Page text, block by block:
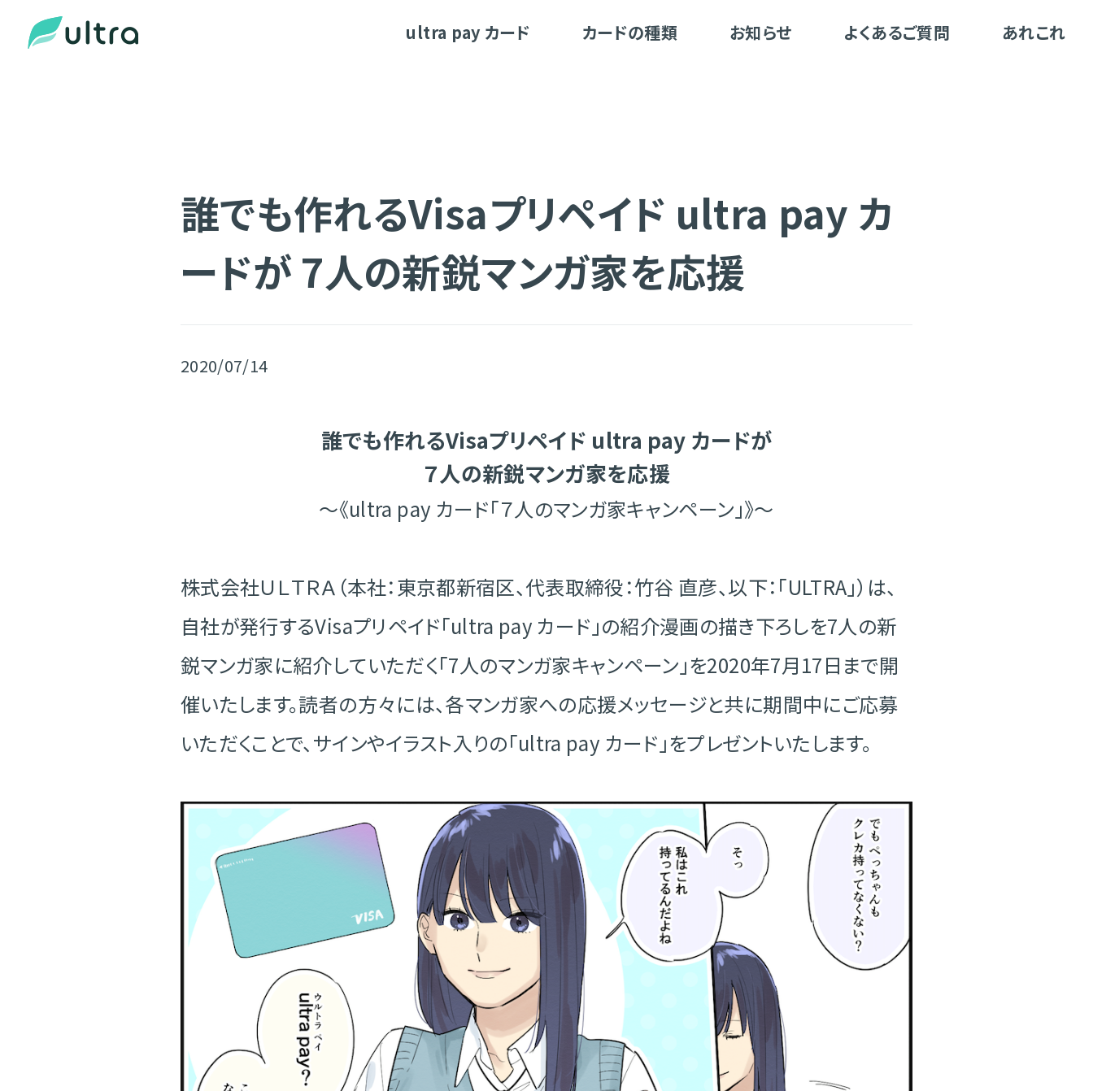
ultra pay カード カードの種類 お知らせ よくあるご質問 あれこれ
誰でも作れるVisaプリペイド ultra pay カ
ードが 7人の新鋭マンガ家を応援
2020/07/14
誰でも作れるVisaプリペイド ultra pay カードが
７人の新鋭マンガ家を応援
〜《ultra pay カード「７人のマンガ家キャンペーン」》〜
株式会社ＵＬＴＲＡ（本社：東京都新宿区、代表取締役：竹谷 直彦、以下：「ULTRA」）は、
自社が発行するVisaプリペイド「ultra pay カード」の紹介漫画の描き下ろしを7人の新
鋭マンガ家に紹介していただく「7人のマンガ家キャンペーン」を2020年7月17日まで開
催いたします。読者の方々には、各マンガ家への応援メッセージと共に期間中にご応募
いただくことで、サインやイラスト入りの「ultra pay カード」をプレゼントいたします。